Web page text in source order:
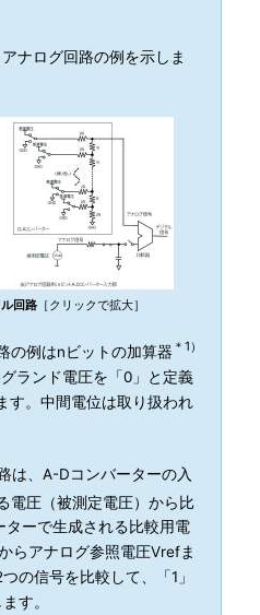
ナログ回路の例を示しま
回路 ［クリックで拡大］
の例はnビットの加算器 ＊1）
ランド電圧を「0」と定義
す。中間電位は取り扱われ
は、A-Dコンバーターの入
電圧（被測定電圧）から比
ーで生成される比較用電
らアナログ参照電圧Vrefま
の信号を比較して、「1」
す。